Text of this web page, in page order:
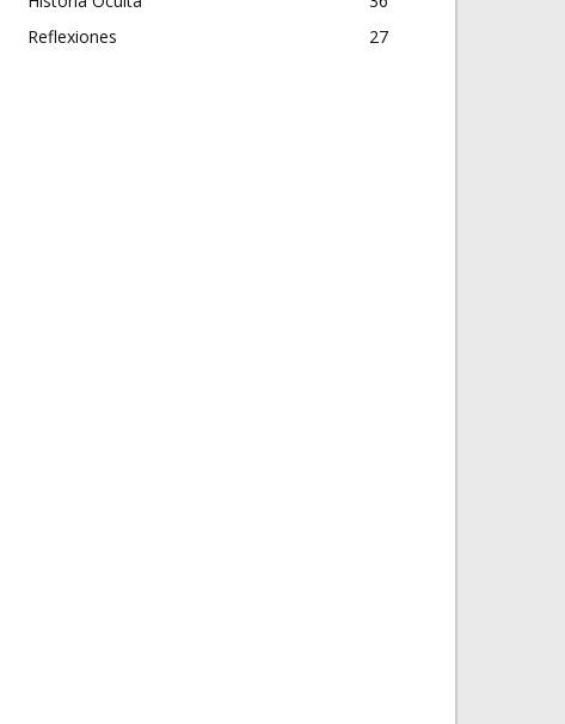
Reflexiones
27